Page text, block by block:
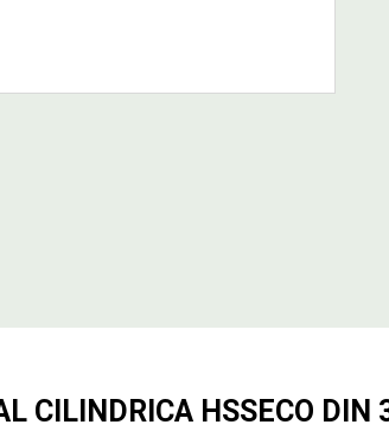
CILINDRICA HSSECO